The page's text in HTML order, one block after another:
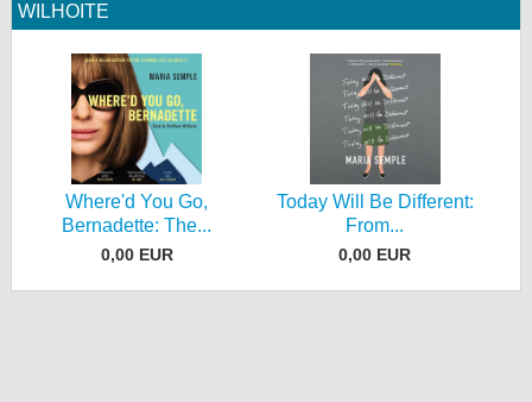
WILHOITE
Where'd You Go,
Bernadette: The...
0,00 EUR
Today Will Be Different:
From...
0,00 EUR